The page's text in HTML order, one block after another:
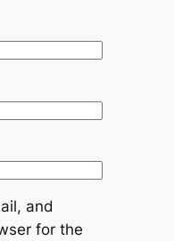
and
for the